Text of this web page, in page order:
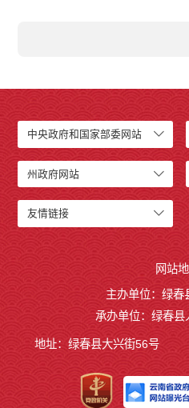
中央政府和国家部委网站
州政府网站
友情链接
网站
主办单位：绿春
承办单位：绿春县
地址：绿春县大兴街56号